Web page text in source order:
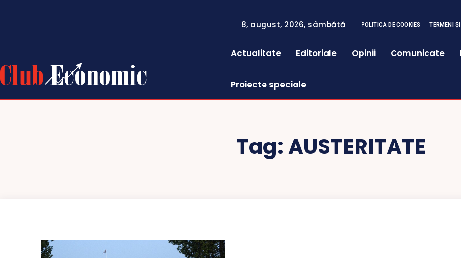
8, august, 2026, sâmbătă POLITICA DE COOKIES TERMENI
Actualitate Editoriale Opinii Comunicate
Proiecte speciale
Tag:AUSTERITATE